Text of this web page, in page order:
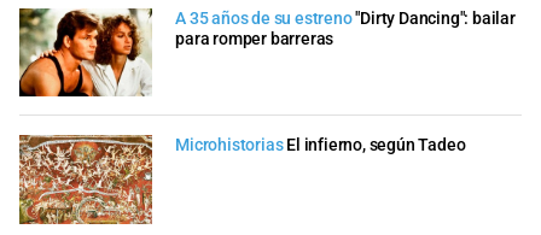
A 35 años de su estreno"Dirty Dancing": bailar
para romper barreras
Microhistorias El infierno, según Tadeo